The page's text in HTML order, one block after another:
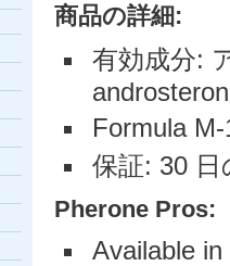
商品の詳細:
有効成分:
Formula
保証: 30
Pherone Pros:
Available